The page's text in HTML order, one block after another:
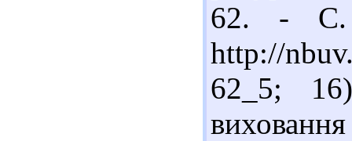
62. - С.
http://
62_5;